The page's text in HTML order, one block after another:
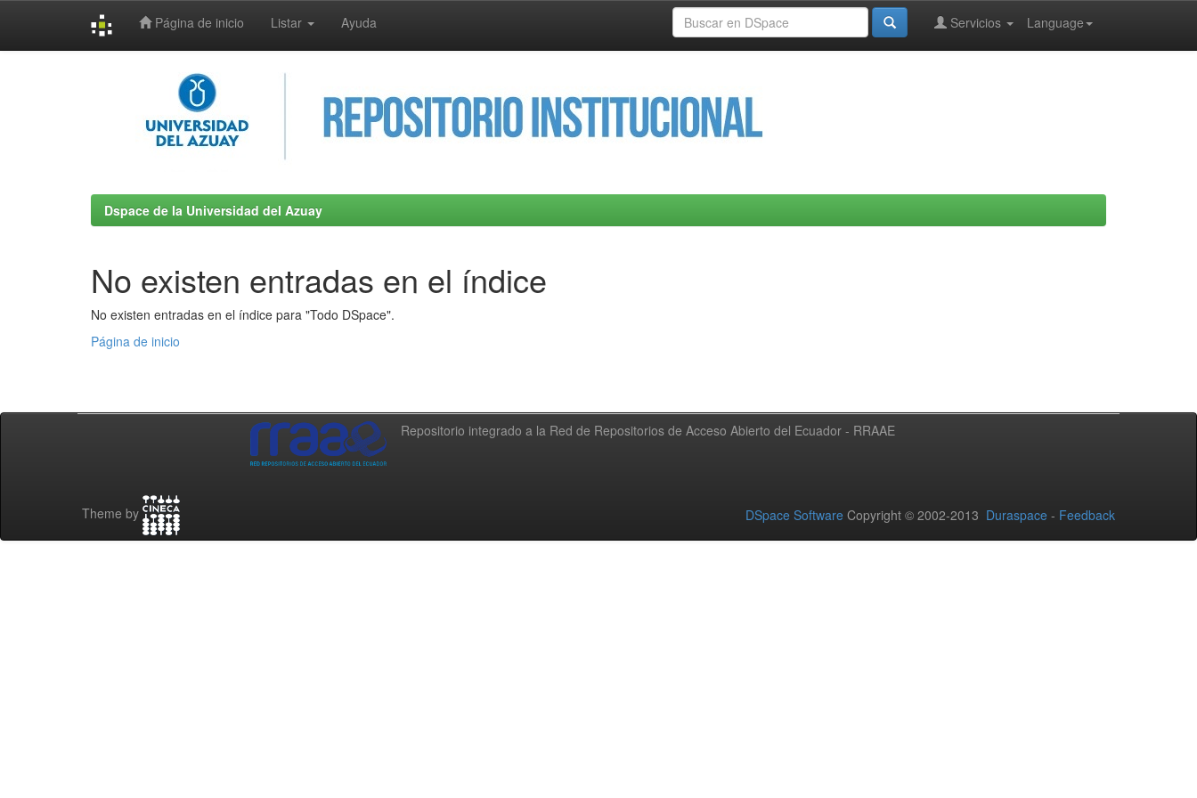
Página de inicio Listar Ayuda Language
Servicios
Dspace de la Universidad del Azuay
No existen entradas en el índice
No existen entradas en el índice para "Todo DSpace".
Página de inicio
Repositorio integrado a la Red de Repositorios de Acceso Abierto del Ecuador - RRAAE
Theme by DSpace Software Copyright © 2002-2013 Duraspace - Feedback